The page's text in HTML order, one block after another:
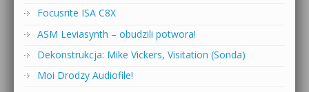
Focusrite ISA C8X
ASM Leviasynth – obudzili potwora!
Dekonstrukcja: Mike Vickers, Visitation (Sonda)
Moi Drodzy Audiofile!